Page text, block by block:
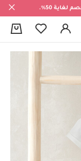
50%.